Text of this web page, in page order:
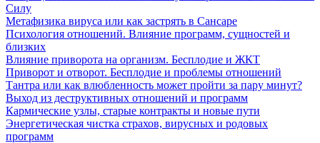
Силу
Метафизика вируса или как застрять в Сансаре
Психология отношений. Влияние программ, сущностей и
близких
Влияние приворота на организм. Бесплодие и ЖКТ
Приворот и отворот. Бесплодие и проблемы отношений
Тантра или как влюбленность может пройти за пару минут?
Выход из деструктивных отношений и программ
Кармические узлы, старые контракты и новые пути
Энергетическая чистка страхов, вирусных и родовых
программ